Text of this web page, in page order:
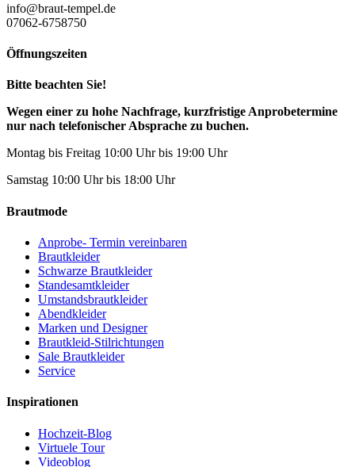
info@braut-tempel.de
07062-6758750
Öffnungszeiten
Bitte beachten Sie!
Wegen einer zu hohe Nachfrage, kurzfristige Anprobetermine
nur nach telefonischer Absprache zu buchen.
Montag bis Freitag 10:00 Uhr bis 19:00 Uhr
Samstag 10:00 Uhr bis 18:00 Uhr
Brautmode
Anprobe- Termin vereinbaren
Brautkleider
Schwarze Brautkleider
Standesamtkleider
Umstandsbrautkleider
Abendkleider
Marken und Designer
Brautkleid-Stilrichtungen
Sale Brautkleider
Service
Inspirationen
Hochzeit-Blog
Virtuele Tour
Videoblog